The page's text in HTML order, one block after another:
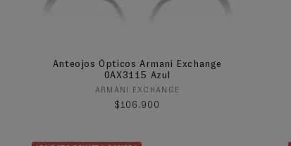
Anteojos Ópticos Armani Exchange
0AX3115 Azul
Proveedor:
ARMANI EXCHANGE
Precio habitual
$106.900